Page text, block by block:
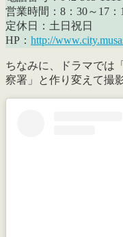
営業時間：8：30～17：
定休日：土日祝日
HP： http://
ちなみに、ドラマでは
察署」と作り変えて撮